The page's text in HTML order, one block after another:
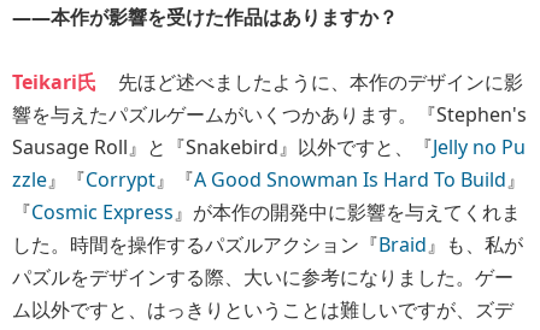
――本作が影響を受けた作品はありますか？
Teikari氏
先ほど述べましたように、本作のデザインに影
響を与えたパズルゲームがいくつかあります。『Stephen's
Sausage Roll』と『Snakebird』以外ですと、『Jelly no Pu
zzle』『Corrypt』『A Good Snowman Is Hard To Build』
『Cosmic Express』が本作の開発中に影響を与えてくれま
した。時間を操作するパズルアクション『Braid』も、私が
パズルをデザインする際、大いに参考になりました。ゲー
ム以外ですと、はっきりということは難しいですが、ズデ